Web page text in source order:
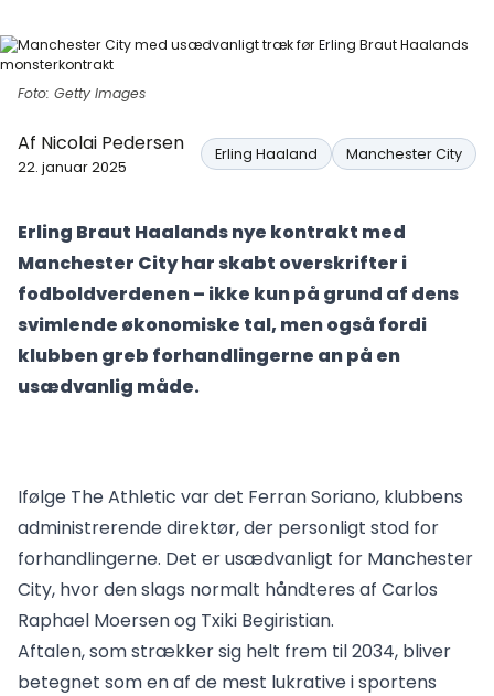
Foto: Getty Images
Af Nicolai Pedersen
22. januar 2025
Erling Haaland Manchester City
Erling Braut Haalands nye kontrakt med
Manchester City har skabt overskrifter i
fodboldverdenen – ikke kun på grund af dens
svimlende økonomiske tal, men også fordi
klubben greb forhandlingerne an på en
usædvanlig måde.
Ifølge The Athletic var det Ferran Soriano, klubbens
administrerende direktør, der personligt stod for
forhandlingerne. Det er usædvanligt for Manchester
City, hvor den slags normalt håndteres af Carlos
Raphael Moersen og Txiki Begiristian.
Aftalen, som strækker sig helt frem til 2034, bliver
betegnet som en af de mest lukrative i sportens